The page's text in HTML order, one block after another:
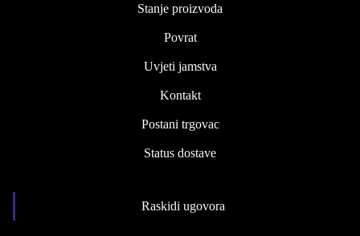
Stanje proizvoda
Povrat
Uvjeti jamstva
Kontakt
Postani trgovac
Status dostave
Raskidi ugovora